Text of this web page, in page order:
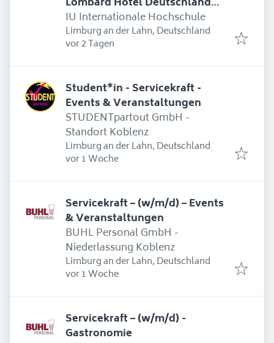
GmbH Vienna House Easy by
Wyndham Limburg
IU Internationale Hochschule
Limburg an der Lahn, Deutschland
Erschienen:
vor 2 Tagen
Student*in - Servicekraft -
Events & Veranstaltungen
STUDENTpartout GmbH -
Standort Koblenz
Limburg an der Lahn, Deutschland
Erschienen:
vor 1 Woche
Servicekraft – (w/m/d) – Events
& Veranstaltungen
BUHL Personal GmbH -
Niederlassung Koblenz
Limburg an der Lahn, Deutschland
Erschienen:
vor 1 Woche
Servicekraft – (w/m/d) -
Gastronomie